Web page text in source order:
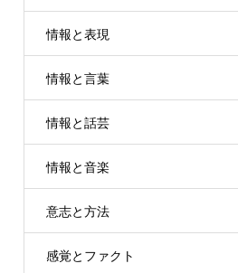
情報と表現
情報と言葉
情報と話芸
情報と音楽
意志と方法
感覚とファクト